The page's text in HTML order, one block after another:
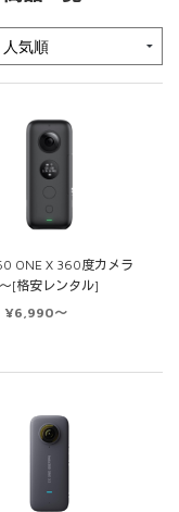
ONE X 360度カメラ
[格安レンタル]
¥6,990～